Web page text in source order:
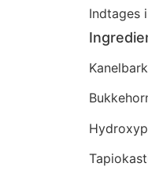
Indtages